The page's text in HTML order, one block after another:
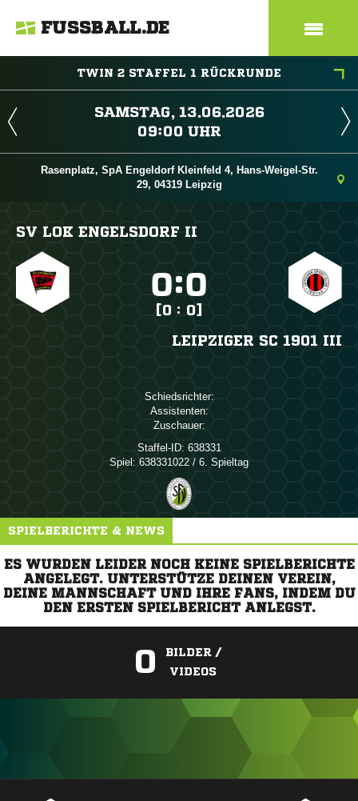
FUSSBALL.DE
TWIN 2 STAFFEL 1 RÜCKRUNDE
 
 
Rasenplatz, SpA Engeldorf Kleinfeld 4, Hans-Weigel-Str.
29, 04319 Leipzig
SV LOK ENGELSDORF II
:
[0 : 0]
LEIPZIGER SC 1901 III
Schiedsrichter:
Assistenten:
Zuschauer:
Staffel-ID: 638331
Spiel: 638331022 / 6. Spieltag
SPIELBERICHTE & NEWS
ES WURDEN LEIDER NOCH KEINE SPIELBERICHTE
ANGELEGT. UNTERSTÜTZE DEINEN VEREIN,
DEINE MANNSCHAFT UND IHRE FANS, INDEM DU
DEN ERSTEN SPIELBERICHT ANLEGST.
0
BILDER /
VIDEOS